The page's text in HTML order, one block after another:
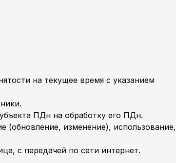
на текущее время с указанием
ПДн на обработку его ПДн.
(обновление, изменение), использование,
с передачей по сети интернет.